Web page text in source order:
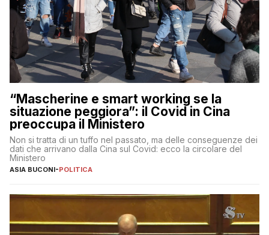
“Mascherine e smart working se la
situazione peggiora”: il Covid in Cina
preoccupa il Ministero
Non si tratta di un tuffo nel passato, ma delle conseguenze dei
dati che arrivano dalla Cina sul Covid: ecco la circolare del
Ministero
ASIA BUCONI-POLITICA